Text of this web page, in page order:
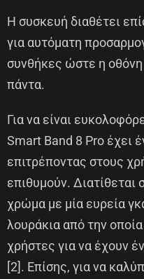
Η συσκευή διαθέτει
για αυτόματη
συνθήκες ώστε η
πάντα.
Για να είναι
Smart Band 8 Pro έχει
επιτρέποντας στους
επιθυμούν. Διατίθεται
χρώμα με μία ευρεία
λουράκια από την
χρήστες για να έχουν
[2]. Επίσης, για να